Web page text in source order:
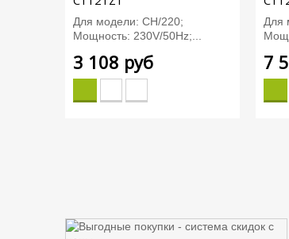
Для модели: CH/220;
Мощность: 230V/50Hz;...
3 108 руб
Для
7